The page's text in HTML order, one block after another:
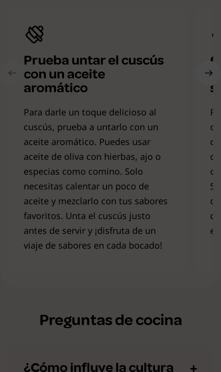
Prueba untar el cuscús
con un aceite
aromático
Para darle un toque delicioso al
cuscús, prueba a untarlo con un
aceite aromático. Puedes usar
aceite de oliva con hierbas, ajo o
especias como comino. Solo
necesitas calentar un poco de
aceite y mezclarlo con tus sabores
favoritos. Unta el cuscús justo
antes de servir y ¡disfruta de un
viaje de sabores en cada bocado!
Preguntas de cocina
¿Cómo influye la cultura